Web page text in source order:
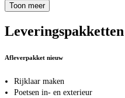
Toon meer
Leveringspakketten
Afleverpakket nieuw
Rijklaar maken
Poetsen in- en exterieur